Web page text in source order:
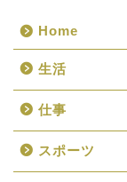
Home
生活
仕事
スポーツ